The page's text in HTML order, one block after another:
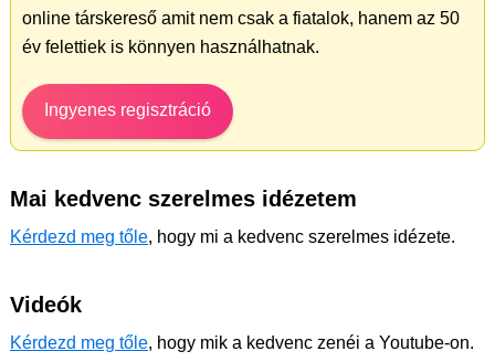
online társkereső amit nem csak a fiatalok, hanem az 50
év felettiek is könnyen használhatnak.
Ingyenes regisztráció
Mai kedvenc szerelmes idézetem
Kérdezd meg tőle, hogy mi a kedvenc szerelmes idézete.
Videók
Kérdezd meg tőle, hogy mik a kedvenc zenéi a Youtube-on.